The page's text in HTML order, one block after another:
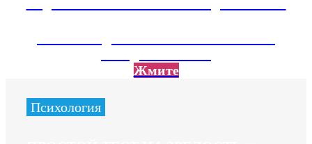
Жмите
Психология